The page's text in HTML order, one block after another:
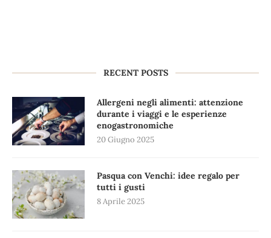
RECENT POSTS
Allergeni negli alimenti: attenzione
durante i viaggi e le esperienze
enogastronomiche
20 Giugno 2025
Pasqua con Venchi: idee regalo per
tutti i gusti
8 Aprile 2025